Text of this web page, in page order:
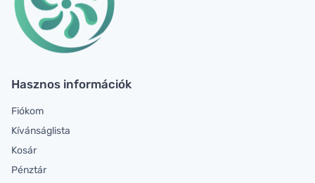
Hasznos információk
Fiókom
Kívánságlista
Kosár
Pénztár